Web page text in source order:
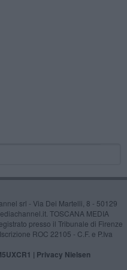
srl - Via Dei Martelli, 8 - 50129
TOSCANA MEDIA
presso il Tribunale di Firenze
ROC 22105 - C.F. e P.Iva
| Privacy Nielsen